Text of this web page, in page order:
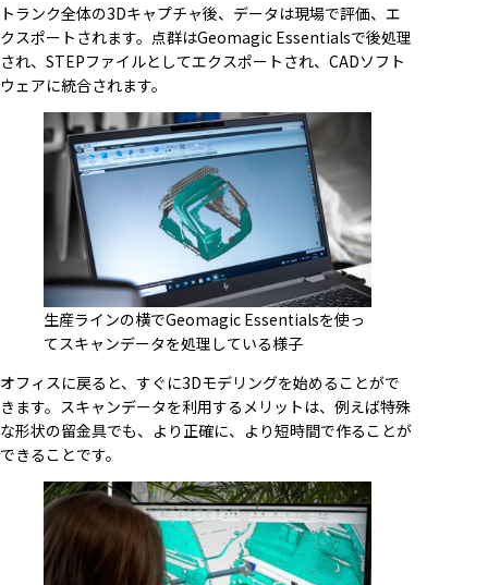
トランク全体の3Dキャプチャ後、データは現場で評価、エ
クスポートされます。点群はGeomagic Essentialsで後処理
され、STEPファイルとしてエクスポートされ、CADソフト
ウェアに統合されます。
生産ラインの横でGeomagic Essentialsを使っ
てスキャンデータを処理している様子
オフィスに戻ると、すぐに3Dモデリングを始めることがで
きます。スキャンデータを利用するメリットは、例えば特殊
な形状の留金具でも、より正確に、より短時間で作ることが
できることです。